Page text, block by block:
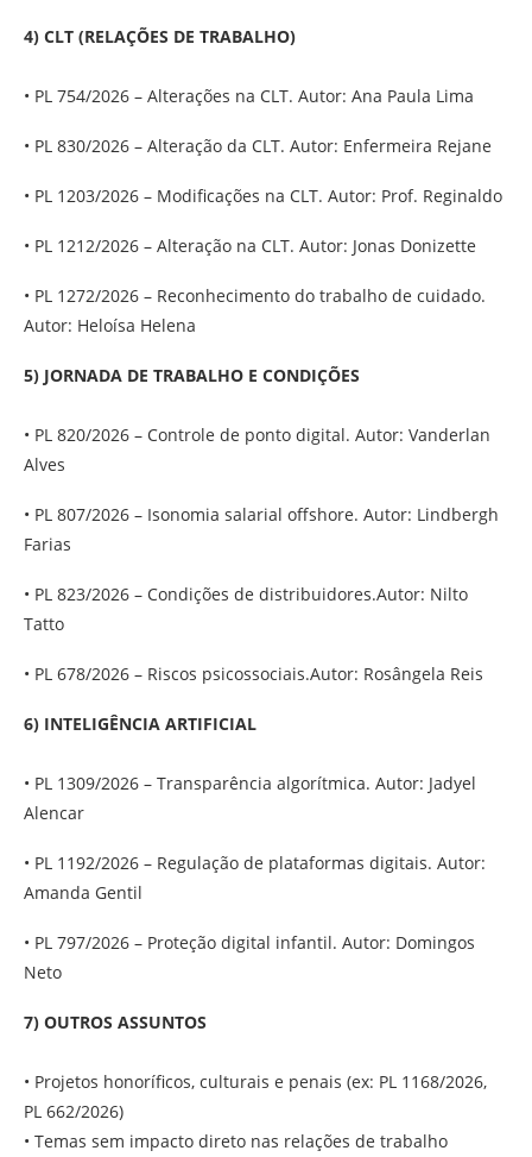
4) CLT (RELAÇÕES DE TRABALHO)
• PL 754/2026 – Alterações na CLT. Autor: Ana Paula Lima
• PL 830/2026 – Alteração da CLT. Autor: Enfermeira Rejane
• PL 1203/2026 – Modificações na CLT. Autor: Prof. Reginaldo
• PL 1212/2026 – Alteração na CLT. Autor: Jonas Donizette
• PL 1272/2026 – Reconhecimento do trabalho de cuidado.
Autor: Heloísa Helena
5) JORNADA DE TRABALHO E CONDIÇÕES
• PL 820/2026 – Controle de ponto digital. Autor: Vanderlan
Alves
• PL 807/2026 – Isonomia salarial offshore. Autor: Lindbergh
Farias
• PL 823/2026 – Condições de distribuidores.Autor: Nilto
Tatto
• PL 678/2026 – Riscos psicossociais.Autor: Rosângela Reis
6) INTELIGÊNCIA ARTIFICIAL
• PL 1309/2026 – Transparência algorítmica. Autor: Jadyel
Alencar
• PL 1192/2026 – Regulação de plataformas digitais. Autor:
Amanda Gentil
• PL 797/2026 – Proteção digital infantil. Autor: Domingos
Neto
7) OUTROS ASSUNTOS
• Projetos honoríficos, culturais e penais (ex: PL 1168/2026,
PL 662/2026)
• Temas sem impacto direto nas relações de trabalho